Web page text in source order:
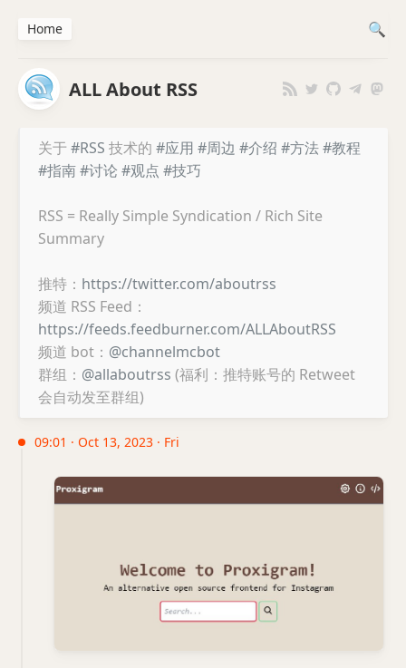
ALL About RSS
关于 #RSS 技术的 #应用 #周边 #介绍 #方法#教程
#指南#讨论 #观点 #技巧
RSS = Really Simple Syndication / Rich Site
Summary
推特： https://twitter.com/aboutrss
频道 RSS Feed：
https://feeds.feedburner.com/ALLAboutRSS
频道 bot： @channelmcbot
群组： @allaboutrss (福利：推特账号的 Retweet
会自动发至群组)
09:01 · Oct 13, 2023 · Fri
Home